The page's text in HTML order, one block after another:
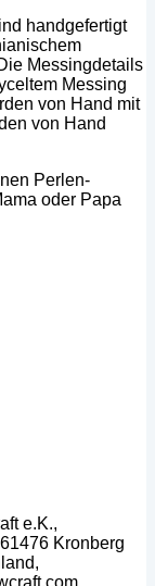
handgefertigt
Messingdetails
Messing
von Hand mit
von Hand
Perlen-
oder Papa
e.K.,
Kronberg